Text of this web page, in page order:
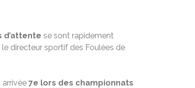
d’attente se sont rapidement
directeur sportif des Foulées de
arrivée 7e lors des championnats